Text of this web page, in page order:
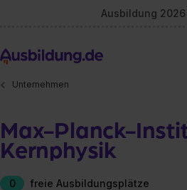
Ausbildung 2026
Unternehmen
Max-Planck-
Kernphysik
0
freie Ausbildungsplätze